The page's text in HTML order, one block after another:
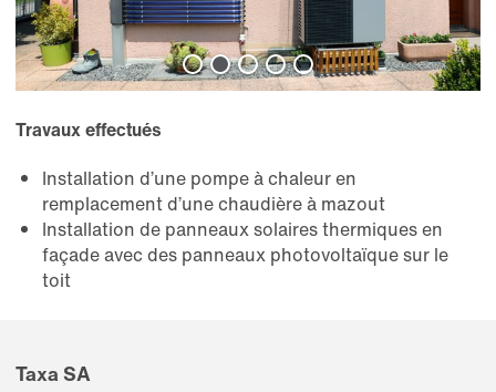
Travaux effectués
Installation d’une pompe à chaleur en
remplacement d’une chaudière à mazout
Installation de panneaux solaires thermiques en
façade avec des panneaux photovoltaïque sur le
toit
Taxa SA